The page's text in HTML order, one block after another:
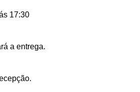
17:30
a entrega.